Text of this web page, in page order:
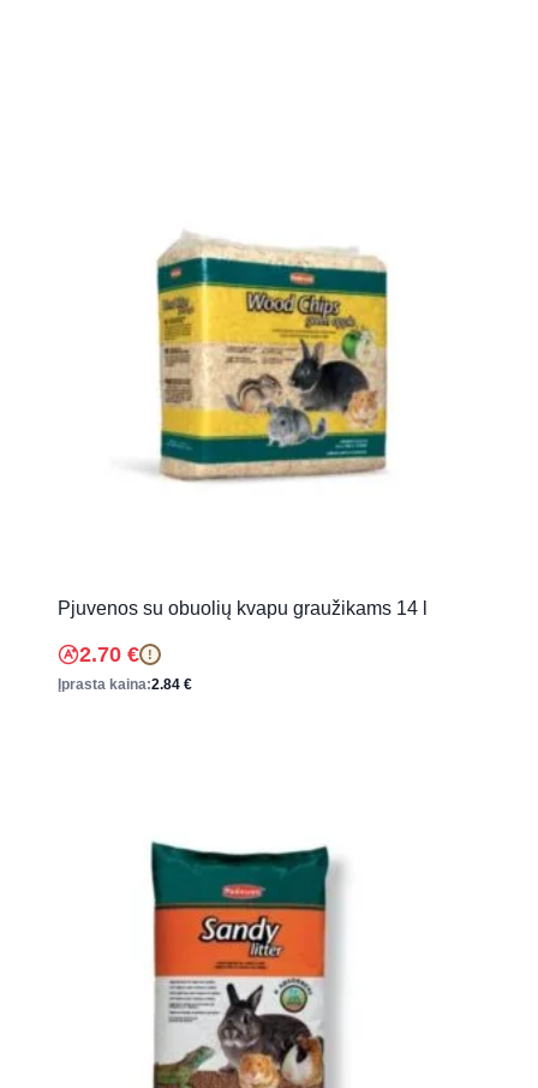
Pjuvenos su obuolių kvapu graužikams 14 l
2.70 € !
Įprasta kaina:2.84 €